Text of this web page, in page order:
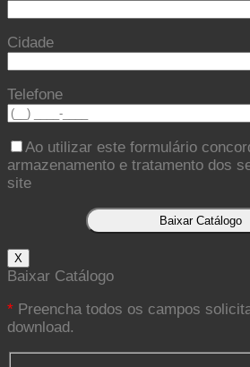
Cidade
Telefone
Ao utilizar este formulário
armazenamento e tratamento dos
site
X
Baixar Catálogo
* Preencha todos os campos
download.